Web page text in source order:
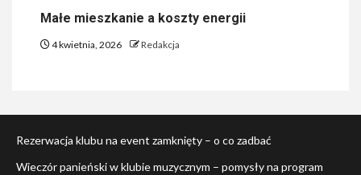
Małe mieszkanie a koszty energii
4 kwietnia, 2026 Redakcja
Rezerwacja klubu na event zamknięty – o co zadbać
Wieczór panieński w klubie muzycznym – pomysły na program